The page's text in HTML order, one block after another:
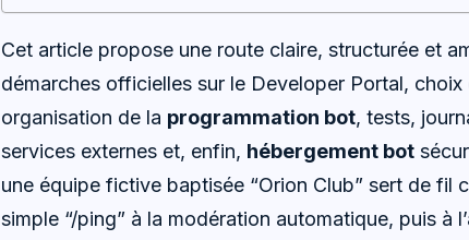
Cet article propose une route claire, structurée et
démarches officielles sur le Developer Portal,
organisation de la programmation bot, tests,
services externes et, enfin, hébergement bot
une équipe fictive baptisée “Orion Club” sert de fil
simple “/ping” à la modération automatique, puis à